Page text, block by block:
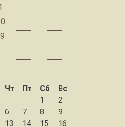
Чт Пт Сб Вс
1
2
6 7 8
9
13 14 15
16